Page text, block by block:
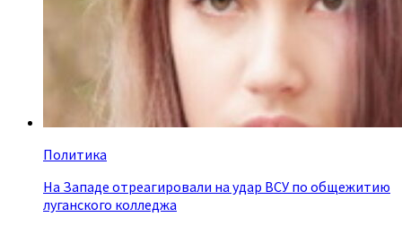
Политика
На Западе отреагировали на удар ВСУ по общежитию
луганского колледжа